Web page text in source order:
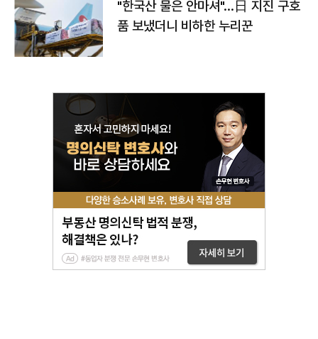
"한국산 물은 안마셔"…日 지진 구호
품 보냈더니 비하한 누리꾼